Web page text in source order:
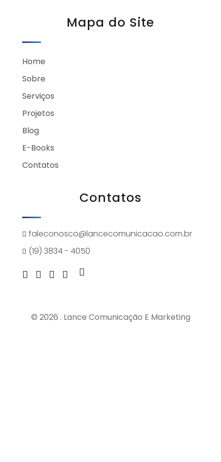
Mapa do Site
Home
Sobre
Serviços
Projetos
Blog
E-Books
Contatos
Contatos
faleconosco@lancecomunicacao.com.br
(19) 3834 - 4050
© 2026 . Lance Comunicação E Marketing